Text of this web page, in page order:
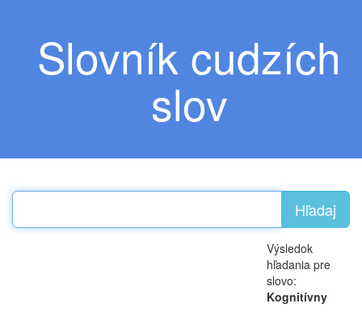
Slovník cudzích
slov
Hľadaj
Výsledok
hľadania pre
slovo:
Kognitívny